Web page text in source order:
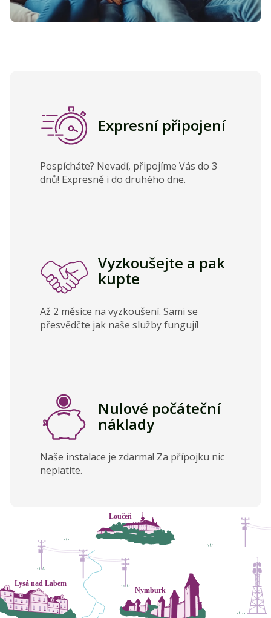
Expresní připojení
Pospícháte? Nevadí, připojíme Vás do 3
dnů! Expresně i do druhého dne.
Vyzkoušejte a pak
kupte
Až 2 měsíce na vyzkoušení. Sami se
přesvědčte jak naše služby fungují!
Nulové počáteční
náklady
Naše instalace je zdarma! Za přípojku nic
neplatíte.